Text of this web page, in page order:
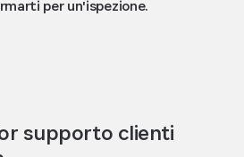
per un'ispezione.
supporto clienti